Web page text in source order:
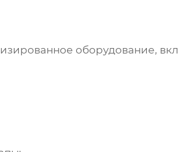
оборудование,